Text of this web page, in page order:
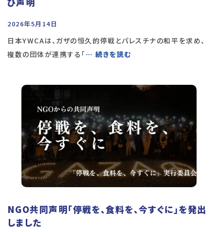
2026年5月14日
日本YWCAは、ガザの恒久的停戦とパレスチナの和平を求め、
複数の団体が連携する「… 続きを読む
NGO共同声明「停戦を、食料を、今すぐに」を発出
しました